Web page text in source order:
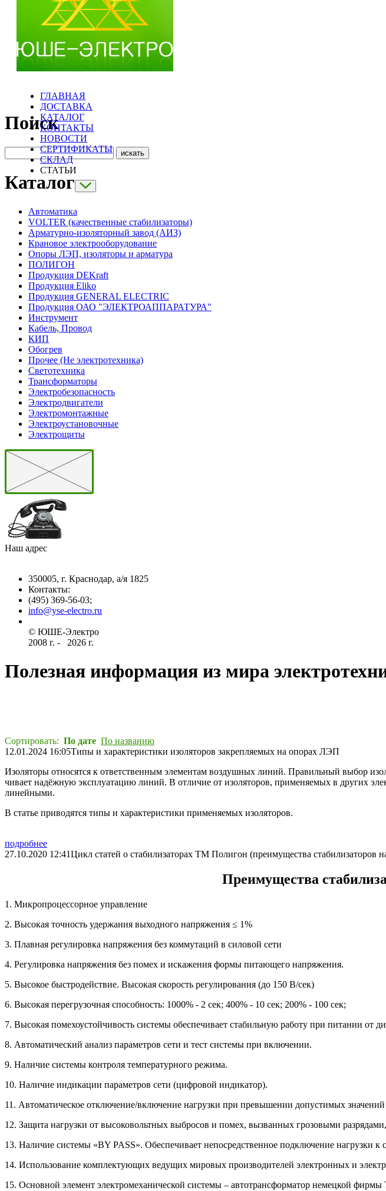
ГЛАВНАЯ
ДОСТАВКА
КАТАЛОГ
КОНТАКТЫ
НОВОСТИ
СЕРТИФИКАТЫ
СКЛАД
СТАТЬИ
Поиск
Каталог
Автоматика
VOLTER (качественные стабилизаторы)
Арматурно-изоляторный завод (АИЗ)
Крановое электрооборудование
Опоры ЛЭП, изоляторы и арматура
ПОЛИГОН
Продукция DEKraft
Продукция Eliko
Продукция GENERAL ELECTRIC
Продукция ОАО "ЭЛЕКТРОАППАРАТУРА"
Инструмент
Кабель, Провод
КИП
Обогрев
Прочее (Не электротехника)
Светотехника
Трансформаторы
Электробезопасность
Электродвигатели
Электромонтажные
Электроустановочные
Электрощиты
Наш адрес
350005, г. Краснодар, а/я 1825
Контакты: ­
(495) 369-56-03;
info@yse-electro.ru­
© ЮШЕ-Эл­ектро ­
2008 г­. - ­ ­­­­­
2026 г.
Полезная информация из мира
Сортировать: По дате По названию
12.01.2024 16:05Типы и характеристики изоляторов закрепляемых на опорах ЛЭП
Изоляторы относятся к ответственным элементам воздушных линий. Правильный выбор
чивает надёжную эксплуатацию линий. В отличие от изоляторов, применяемых в других
линейными.
В статье приводятся типы и характеристики применяемых изоляторов.
подробнее
27.10.2020 12:41Цикл статей о стабилизаторах ТМ Полигон (преимущества стабилизаторов
Преимущества
1. Микропроцессорное управление
2. Высокая точность удержания выходного напряжения ≤ 1%
3. Плавная регулировка напряжения без коммутаций в силовой сети
4. Регулировка напряжения без помех и искажения формы питающего напряжения.
5. Высокое быстродействие. Высокая скорость регулирования (до 150 В/сек)
6. Высокая перегрузочная способность: 1000% - 2 сек; 400% - 10 сек; 200% - 100 сек;
7. Высокая помехоустойчивость системы обеспечивает стабильную работу при питании от
8. Автоматический анализ параметров сети и тест системы при включении.
9. Наличие системы контроля температурного режима.
10. Наличие индикации параметров сети (цифровой индикатор).
11. Автоматическое отключение/включение нагрузки при превышении допустимых
12. Защита нагрузки от высоковольтных выбросов и помех, вызванных грозовыми
13. Наличие системы «BY PASS». Обеспечивает непосредственное подключение нагрузки
14. Использование комплектующих ведущих мировых производителей электронных и
15. Основной элемент электромеханической системы – автотрансформатор немецкой